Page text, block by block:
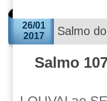
26/01
2017
Salmo
Salmo